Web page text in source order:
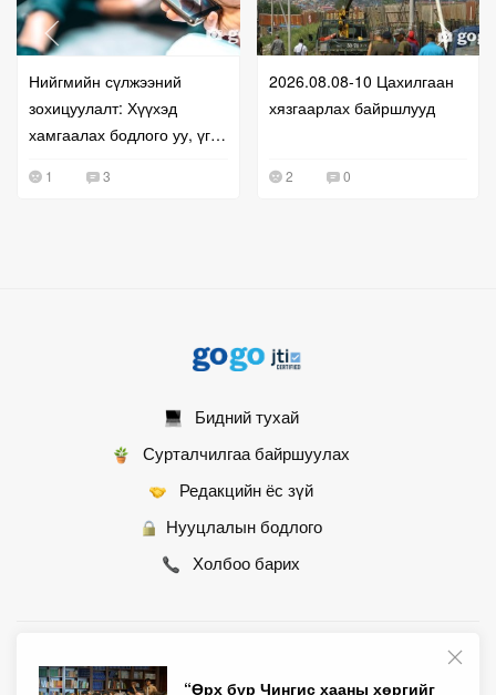
“Өрх бүр Чингис хааны хөргийг
Нийгмийн сүлжээний
зохицуулалт: Хүүхэд
хамгаалах бодлого уу, үг
оролдлого уу?
1 3
2026.08.08-10 Цахилгаан
хязгаарлах байршлууд
2 0
Бидний тухай
Сурталчилгаа байршуулах
Редакцийн ёс зүй
Нууцлалын бодлого
Холбоо барих
© 2007 - 2026 Монгол Контент ХХК • Бүх эрх хуулиар хамгаалагдсан